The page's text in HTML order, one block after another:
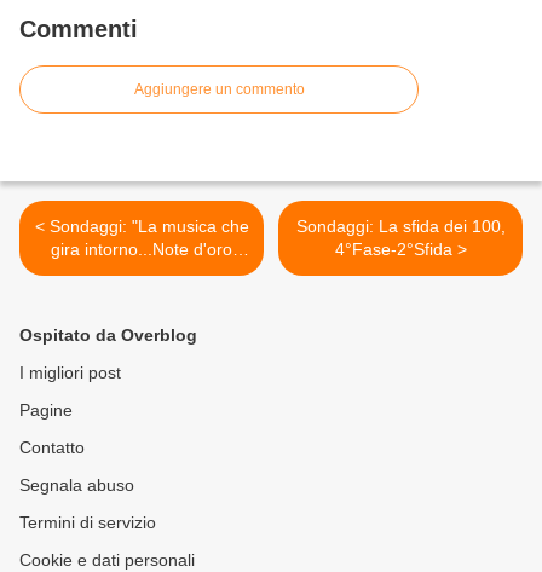
Commenti
Aggiungere un commento
< Sondaggi: "La musica che
gira intorno...Note d'oro
2020"
Sondaggi: La sfida dei 100,
4°Fase-2°Sfida >
Ospitato da Overblog
I migliori post
Pagine
Contatto
Segnala abuso
Termini di servizio
Cookie e dati personali